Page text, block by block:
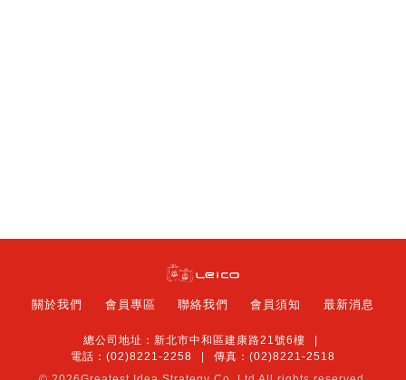
關於我們 會員專區 聯絡我們 會員須知 最新消息
總公司地址：新北市中和區建康路21號6樓
電話：(02)8221-2258
傳真：(02)8221-2518